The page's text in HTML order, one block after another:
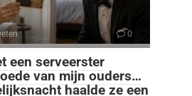
0
een serveerster
van mijn ouders…
haalde ze een